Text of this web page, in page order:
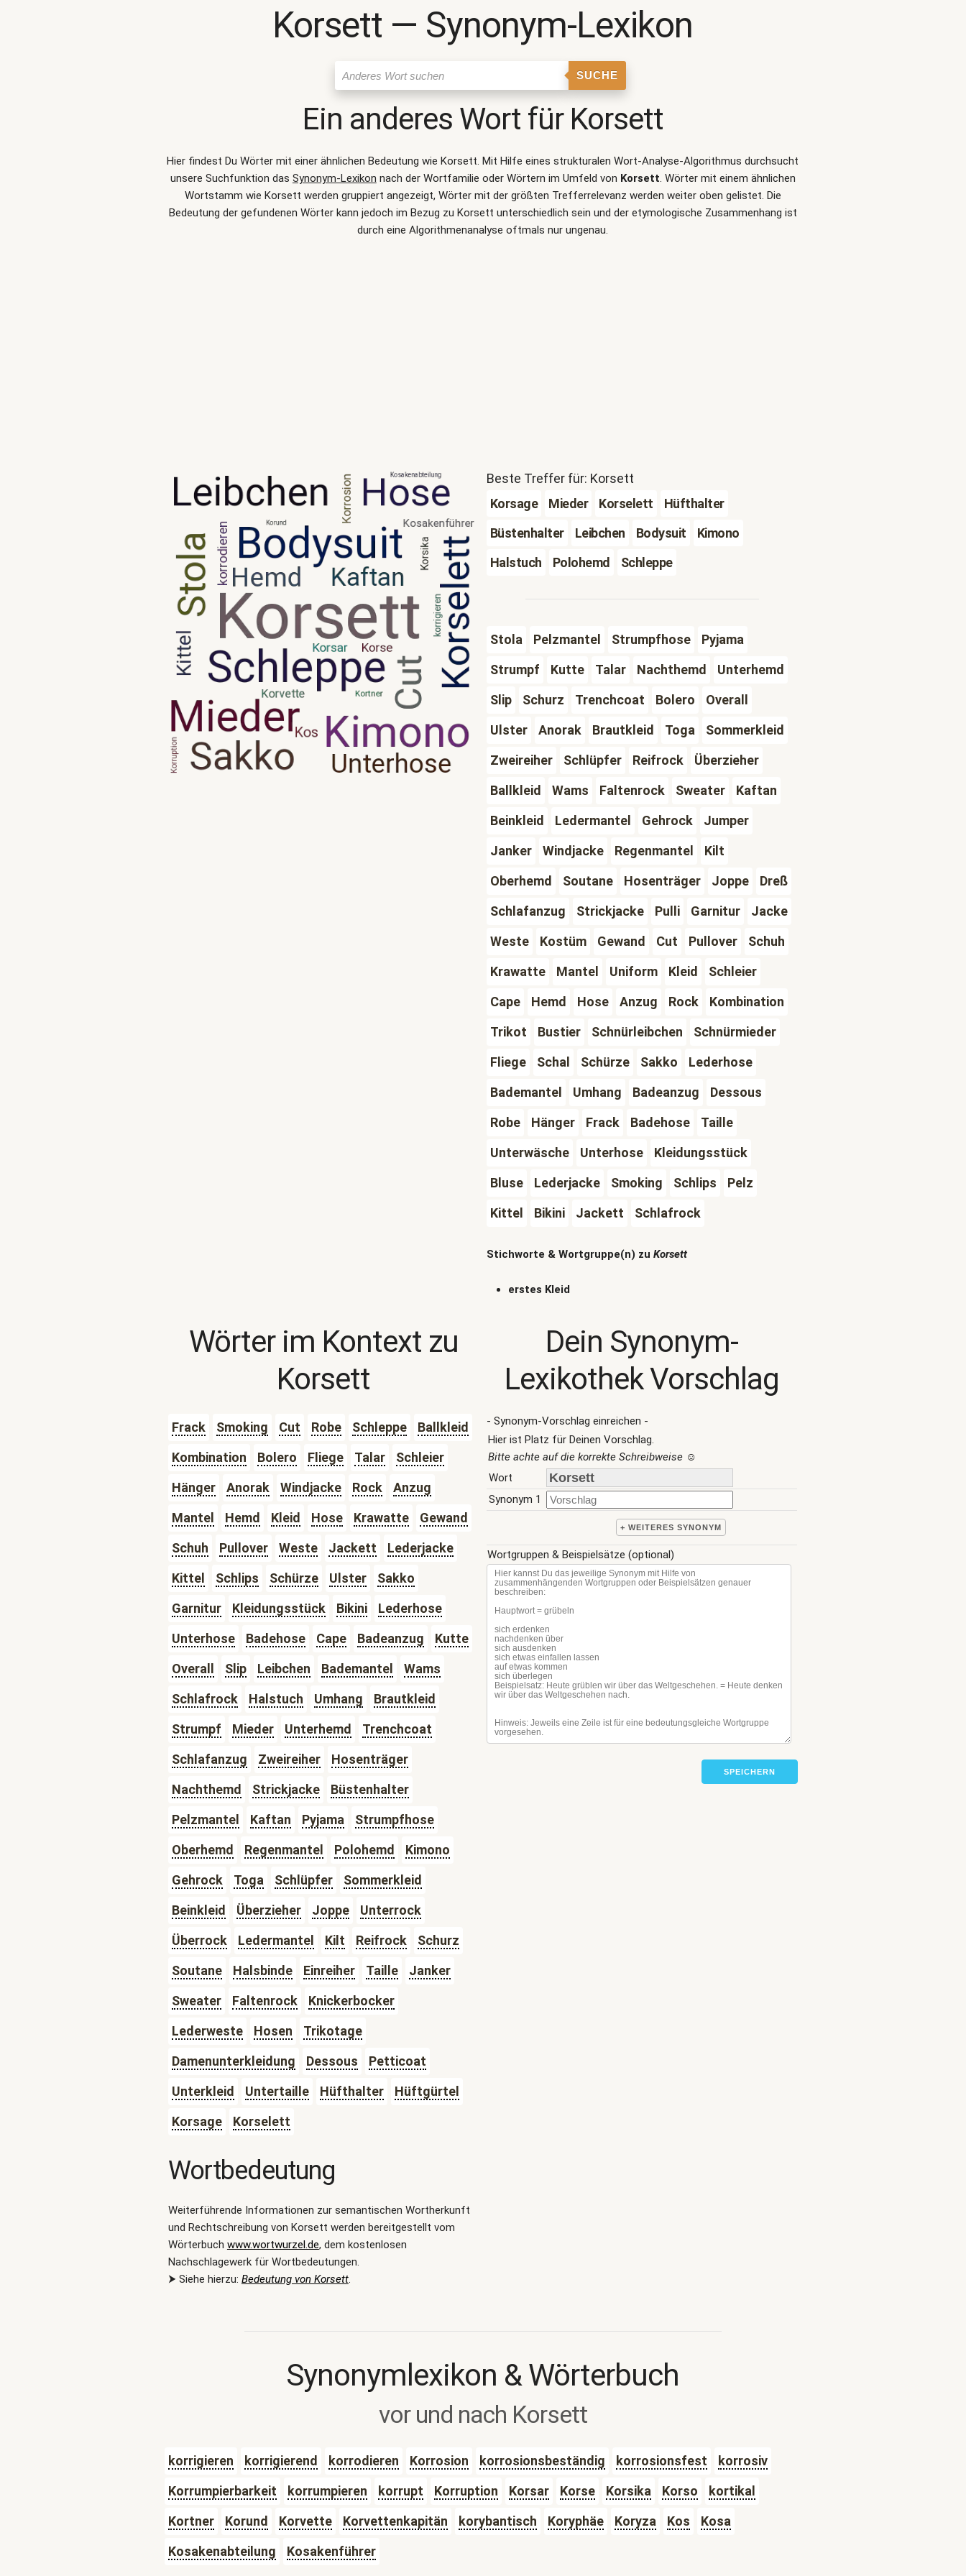
Korsett ― Synonym-Lexikon
SUCHE
Ein anderes Wort für Korsett
Hier findest Du Wörter mit einer ähnlichen Bedeutung wieKorsett. Mit Hilfe eines strukturalen Wort-Analyse-Algorithmus durchsucht
unsere Suchfunktion das Synonym-Lexikon nach der Wortfamilie oder Wörtern im Umfeld von Korsett. Wörter mit einem ähnlichen
Wortstamm wie Korsett werden gruppiert angezeigt, Wörter mit der größten Trefferrelevanz werden weiter oben gelistet. Die
Bedeutung der gefundenen Wörter kann jedoch im Bezug zu Korsett unterschiedlich sein und der etymologische Zusammenhang ist
durch eine Algorithmenanalyse oftmals nur ungenau.
Beste Treffer für: Korsett
Korsage
Mieder Korselett
Hüfthalter
Büstenhalter
Leibchen Bodysuit
Kimono
Halstuch
Polohemd Schleppe
Stola Pelzmantel Strumpfhose
Pyjama
Strumpf
Kutte Talar Nachthemd
Unterhemd
Slip
Schurz Trenchcoat Bolero
Overall
Ulster
Anorak Brautkleid Toga
Sommerkleid
Zweireiher
Schlüpfer Reifrock
Überzieher
Ballkleid
Wams Faltenrock Sweater
Kaftan
Beinkleid
Ledermantel Gehrock
Jumper
Janker
Windjacke Regenmantel
Kilt
Oberhemd
Soutane Hosenträger Joppe
Dreß
Schlafanzug
Strickjacke Pulli Garnitur
Jacke
Weste
Kostüm Gewand Cut Pullover
Schuh
Krawatte
Mantel Uniform Kleid
Schleier
Cape
Hemd Hose Anzug Rock
Kombination
Trikot
Bustier Schnürleibchen
Schnürmieder
Fliege
Schal Schürze Sakko
Lederhose
Bademantel
Umhang Badeanzug
Dessous
Robe
Hänger Frack Badehose
Taille
Unterwäsche
Unterhose
Kleidungsstück
Bluse
Lederjacke Smoking Schlips
Pelz
Kittel
Bikini Jackett Schlafrock
Stichworte & Wortgruppe(n) zu Korsett
erstes Kleid
Wörter im Kontext zu
Korsett
Frack Smoking Cut Robe Schleppe
Ballkleid
Kombination
Bolero Fliege Talar
Schleier
Hänger
Anorak Windjacke Rock
Anzug
Mantel
Hemd Kleid Hose Krawatte
Gewand
Schuh
Pullover Weste Jackett
Lederjacke
Kittel
Schlips Schürze Ulster
Sakko
Garnitur
Kleidungsstück Bikini
Lederhose
Unterhose
Badehose Cape Badeanzug
Kutte
Overall
Slip Leibchen Bademantel
Wams
Schlafrock
Halstuch Umhang
Brautkleid
Strumpf
Mieder Unterhemd
Trenchcoat
Schlafanzug
Zweireiher
Hosenträger
Nachthemd
Strickjacke
Büstenhalter
Pelzmantel
Kaftan Pyjama
Strumpfhose
Oberhemd
Regenmantel Polohemd
Kimono
Gehrock
Toga Schlüpfer
Sommerkleid
Beinkleid
Überzieher Joppe
Unterrock
Überrock
Ledermantel Kilt Reifrock
Schurz
Soutane
Halsbinde Einreiher Taille
Janker
Sweater
Faltenrock
Knickerbocker
Lederweste
Hosen
Trikotage
Damenunterkleidung
Dessous
Petticoat
Unterkleid
Untertaille Hüfthalter
Hüftgürtel
Korsage
Korselett
Wortbedeutung
Weiterführende Informationen zur semantischen Wortherkunft
und Rechtschreibung von Korsett werden bereitgestellt vom
Wörterbuch www.wortwurzel.de, dem kostenlosen
Nachschlagewerk für Wortbedeutungen.
⮞ Siehe hierzu: Bedeutung von Korsett.
Dein Synonym-
Lexikothek Vorschlag
- Synonym-Vorschlag einreichen -
Hier ist Platz für Deinen Vorschlag.
Bitte achte auf die korrekte Schreibweise☺
Wort
Synonym 1
+ WEITERES SYNONYM
Wortgruppen & Beispielsätze (optional)
SPEICHERN
Synonymlexikon & Wörterbuch
vor und nach Korsett
korrigieren korrigierend korrodieren Korrosion korrosionsbeständig korrosionsfest
korrosiv
Korrumpierbarkeit
korrumpieren korrupt Korruption Korsar Korse Korsika Korso
kortikal
Kortner
Korund Korvette Korvettenkapitän korybantisch Koryphäe Koryza Kos
Kosa
Kosakenabteilung
Kosakenführer